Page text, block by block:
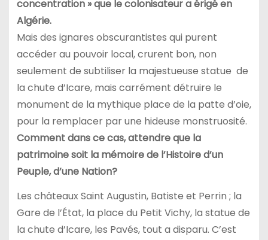
concentration » que le colonisateur a érigé en
Algérie.
Mais des ignares obscurantistes qui purent
accéder au pouvoir local, crurent bon, non
seulement de subtiliser la majestueuse statue de
la chute d’Icare, mais carrément détruire le
monument de la mythique place de la patte d’oie,
pour la remplacer par une hideuse monstruosité.
Comment dans ce cas, attendre que la
patrimoine soit la mémoire de l’Histoire d’un
Peuple, d’une Nation?
Les châteaux Saint Augustin, Batiste et Perrin ; la
Gare de l’État, la place du Petit Vichy, la statue de
la chute d’Icare, les Pavés, tout a disparu. C’est